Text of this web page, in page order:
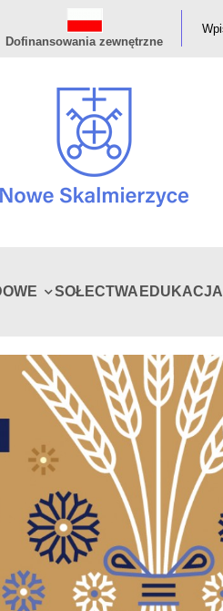
Dofinansowania zewnętrzne
SOŁECTWA EDUKACJA